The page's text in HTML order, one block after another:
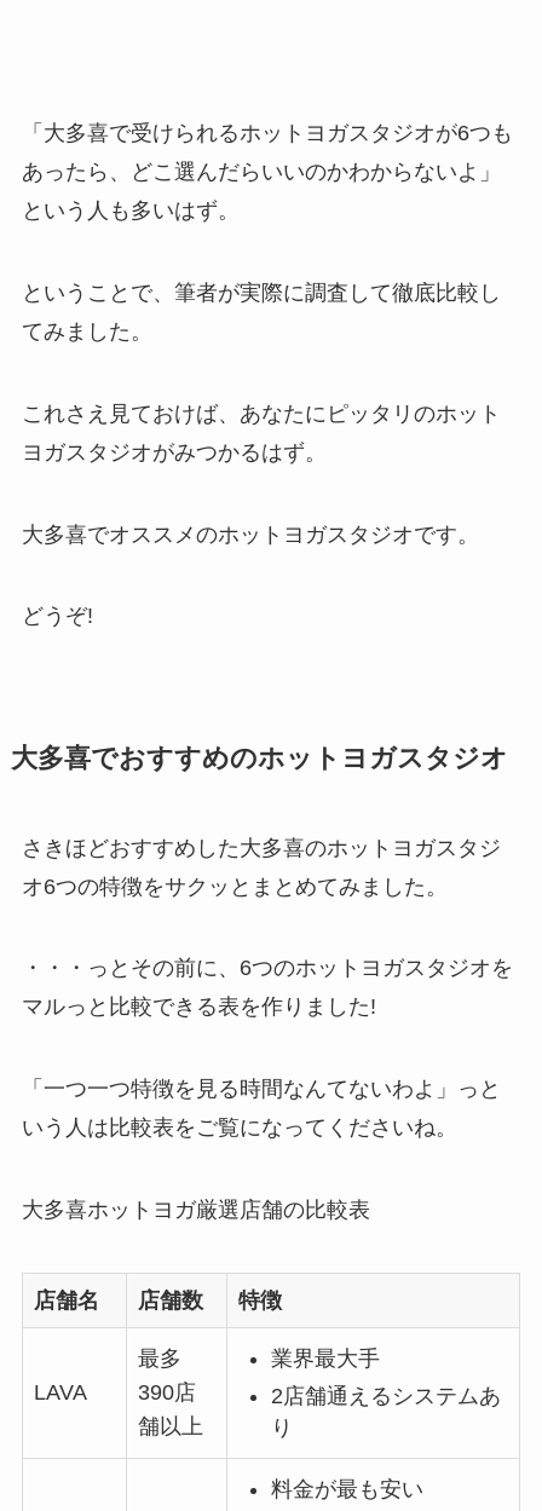
「大多喜で受けられるホットヨガスタジオが6つも
あったら、どこ選んだらいいのかわからないよ」
という人も多いはず。
ということで、筆者が実際に調査して徹底比較し
てみました。
これさえ見ておけば、あなたにピッタリのホット
ヨガスタジオがみつかるはず。
大多喜でオススメのホットヨガスタジオです。
どうぞ!
大多喜でおすすめのホットヨガスタジオ
さきほどおすすめした大多喜のホットヨガスタジ
オ6つの特徴をサクッとまとめてみました。
・・・っとその前に、6つのホットヨガスタジオを
マルっと比較できる表を作りました!
「一つ一つ特徴を見る時間なんてないわよ」っと
いう人は比較表をご覧になってくださいね。
大多喜ホットヨガ厳選店舗の比較表
店舗名 店舗数 特徴
LAVA
最多
390店
舗以上
業界最大手
2店舗通えるシステムあ
り
料金が最も安い